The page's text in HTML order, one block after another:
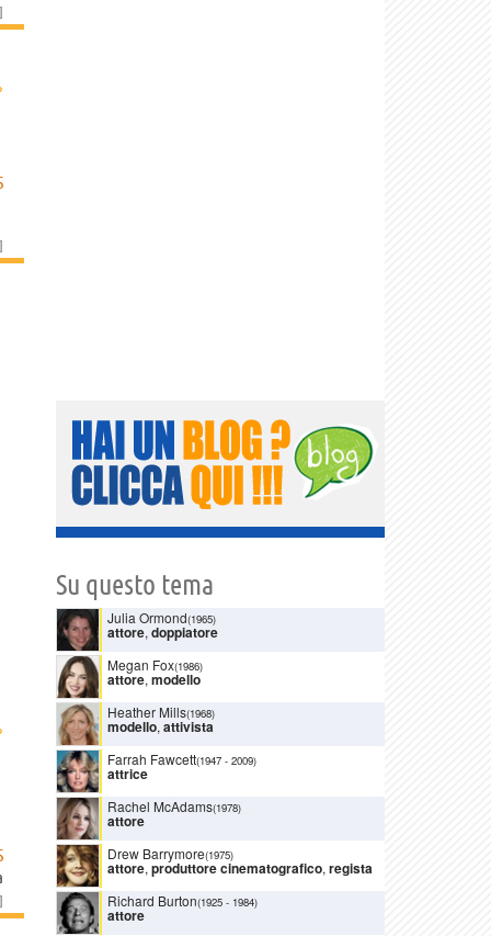
]
]
]
Su questo tema
Julia Ormond(1965)
attore, doppiatore
Megan Fox(1986)
attore, modello
Heather Mills(1968)
modello, attivista
Farrah Fawcett(1947 - 2009)
attrice
Rachel McAdams(1978)
attore
Drew Barrymore(1975)
attore, produttore cinematografico, regista
Richard Burton(1925 - 1984)
attore